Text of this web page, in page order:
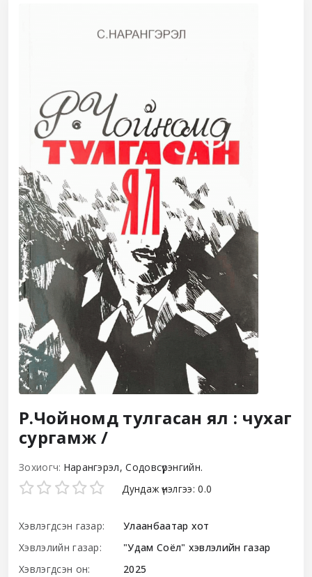
Р.Чойномд тулгасан ял : чухаг
сургамж /
Зохиогч: Нарангэрэл, Содовсүрэнгийн.
Star ratings Дундаж үнэлгээ: 0.0
Хэвлэгдсэн газар:
Улаанбаатар хот
Хэвлэлийн газар:
"Удам Соёл" хэвлэлийн газар
Хэвлэгдсэн он:
2025